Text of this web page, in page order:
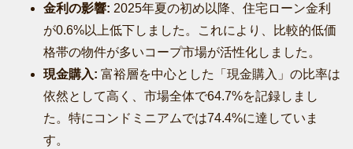
金利の影響: 2025年夏の初め以降、住宅ローン金利
が0.6%以上低下しました。これにより、比較的低価
格帯の物件が多いコープ市場が活性化しました。
現金購入: 富裕層を中心とした「現金購入」の比率は
依然として高く、市場全体で64.7%を記録しまし
た。特にコンドミニアムでは74.4%に達していま
す。